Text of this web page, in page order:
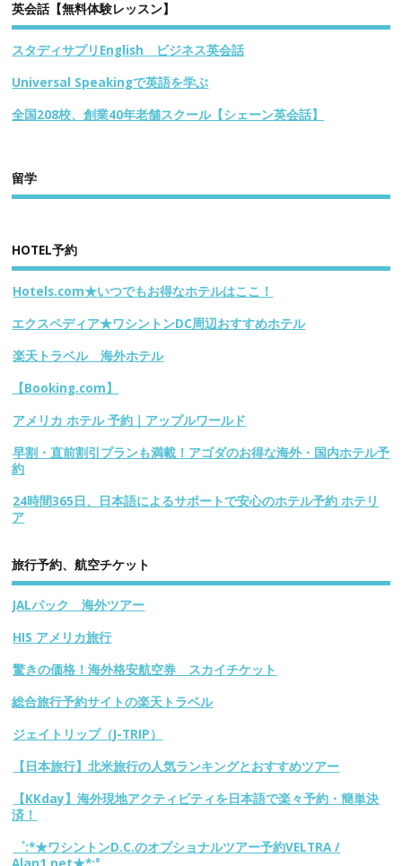
英会話【無料体験レッスン】
スタディサプリEnglish ビジネス英会話
Universal Speakingで英語を学ぶ
全国208校、創業40年老舗スクール【シェーン英会話】
留学
HOTEL予約
Hotels.com★いつでもお得なホテルはここ！
エクスペディア★ワシントンDC周辺おすすめホテル
楽天トラベル 海外ホテル
【Booking.com】
アメリカ ホテル 予約｜アップルワールド
早割・直前割引プランも満載！アゴダのお得な海外・国内ホテル予
約
24時間365日、日本語によるサポートで安心のホテル予約 ホテリ
ア
旅行予約、航空チケット
JALパック 海外ツアー
HIS アメリカ旅行
驚きの価格！海外格安航空券 スカイチケット
総合旅行予約サイトの楽天トラベル
ジェイトリップ（J-TRIP）
【日本旅行】北米旅行の人気ランキングとおすすめツアー
【KKday】海外現地アクティビティを日本語で楽々予約・簡単決
済！
゜:*★ワシントンD.C.のオプショナルツアー予約VELTRA /